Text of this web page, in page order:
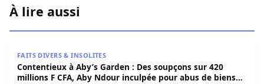
À lire aussi
FAITS DIVERS & INSOLITES
Contentieux à Aby’s Garden : Des soupçons sur 420
millions F CFA, Aby Ndour inculpée pour abus de biens